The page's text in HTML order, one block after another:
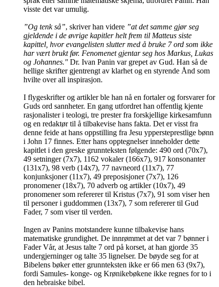
visste det var umulig.
”Og tenk så”, skriver han videre ”at det samme gjør seg
gjeldende i de øvrige kapitler helt frem til Matteus siste
kapittel, hvor evangelisten slutter med å bruke 7 ord som ikke
har vært brukt før. Fenomenet gjentar seg hos Markus, Lukas
og Johannes." Dr. Ivan Panin var grepet av Gud. Han så de
hellige skrifter gjentrengt av klarhet og en styrende Ånd som
hvilte over all inspirasjon.
I flygeskrifter og artikler ble han nå en fortaler og forsvarer for
Guds ord sannheter. En gang utfordret han offentlig kjente
rasjonalister i teologi, tre prester fra forskjellige kirkesamfunn
og en redaktør til å tilbakevise hans fakta. Det er visst fra
denne feide at hans oppstilling fra Jesu yppersteprestlige bønn
i John 17 finnes. Etter hans opptegnelser inneholder dette
kapitlet i den greske grunnteksten følgende: 490 ord (70x7),
49 setninger (7x7), 1162 vokaler (166x7), 917 konsonanter
(131x7), 98 verb (14x7), 77 navneord (11x7), 77
konjunksjoner (11x7), 49 preposisjoner (7x7), 126
pronomener (18x7), 70 adverb og artikler (10x7), 49
pronomener som refererer til Kristus (7x7), 91 som viser hen
til personer i guddommen (13x7), 7 som refererer til Gud
Fader, 7 som viser til verden.
Ingen av Panins motstandere kunne tilbakevise hans
matematiske grundighet. De innrømmet at det var 7 bønner i
Fader Vår, at Jesus talte 7 ord på korset, at han gjorde 35
undergjerninger og talte 35 lignelser. De bøyde seg for at
Bibelens bøker etter grunnteksten ikke er 66 men 63 (9x7),
fordi Samules- konge- og Krønikebøkene ikke regnes for to i
den hebraiske bibel.